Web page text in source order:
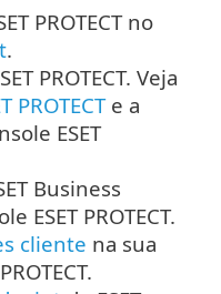
PROTECT no
.
PROTECT. Veja
PROTECTe a
ESET
Business
ESET PROTECT.
cliente na sua